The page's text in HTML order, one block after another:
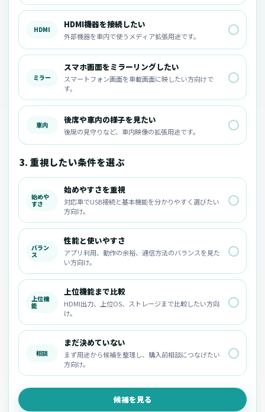
HDMI HDMI機器を接続したい
外部機器を車内で使うメディア拡張用途です。
ミラー
スマホ画面をミラーリングしたい
スマートフォン画面を車載画面に映したい方向けで
す。
車内 後席や車内の様子を見たい
後席の見守りなど、車内映像の拡張用途です。
3. 重視したい条件を選ぶ
始めや
すさ
始めやすさを重視
対応車でUSB接続と基本機能を分かりやすく選びたい
方向け。
バラン
ス
性能と使いやすさ
アプリ利用、動作の余裕、通信方法のバランスを見た
い方向け。
上位機
能
上位機能まで比較
HDMI出力、上位OS、ストレージまで比較したい方向
け。
相談
まだ決めていない
まず用途から候補を整理し、購入前相談につなげたい
方向け。
候補を見る